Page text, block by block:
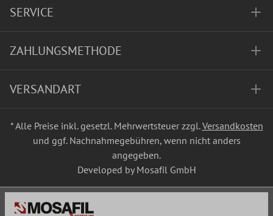
SERVICE
ZAHLUNGSMETHODE
VERSANDART
* Alle Preise inkl. gesetzl. Mehrwertsteuer zzgl.Versandkosten
und ggf. Nachnahmegebühren, wenn nicht anders
angegeben.
Developed by Mosafil GmbH